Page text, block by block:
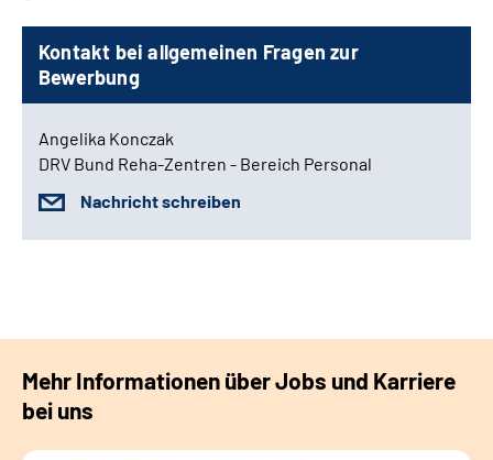
Kontakt bei allgemeinen Fragen zur
Bewerbung
Angelika Konczak
DRV Bund Reha-Zentren - Bereich Personal
Nachricht schreiben
Mehr Informationen über Jobs und Karriere
bei uns